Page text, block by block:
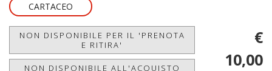
CARTACEO
NON DISPONIBILE PER IL 'PRENOTA
E RITIRA'
NON DISPONIBILE ALL'ACQUISTO
€
10,00